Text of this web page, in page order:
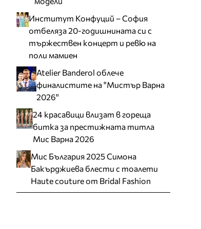
Институт Конфуций – София
отбеляза 20-годишнината си с
тържествен концерт и ревю на
поли мамиен
Atelier Banderol облече
финалистите на "Мистър Варна
2026"
24 красавици влизат в гореща
битка за престижната титла
Мис Варна 2026
Мис България 2025 Симона
Бакърджиева блести с тоалети
Haute couture от Bridal Fashion